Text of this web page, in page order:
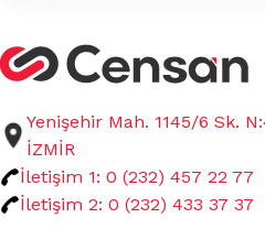
Yenişehir Mah. 1145/6 Sk.
İZMİR
İletişim 1: 0 (232) 457 22 77
İletişim 2: 0 (232) 433 37 37